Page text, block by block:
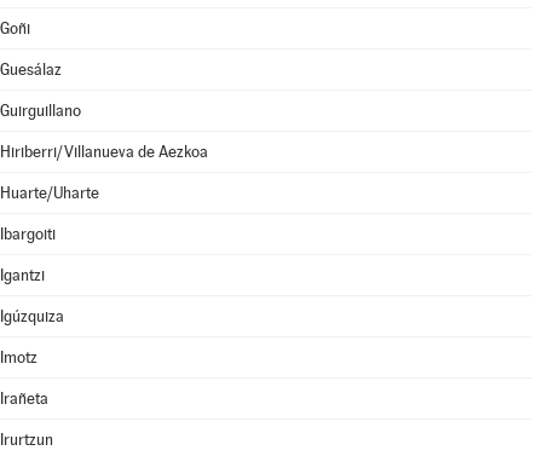
Goñi
Guesálaz
Guirguillano
Hiriberri/Villanueva de Aezkoa
Huarte/Uharte
Ibargoiti
Igantzi
Igúzquiza
Imotz
Irañeta
Irurtzun